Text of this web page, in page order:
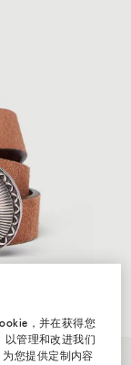
，并在获得您
以管理和改进我们
您提供定制内容